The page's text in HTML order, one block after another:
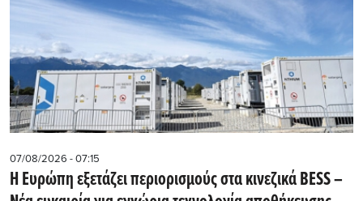
07/08/2026 - 07:15
Η Ευρώπη εξετάζει περιορισμούς στα κινεζικά BESS –